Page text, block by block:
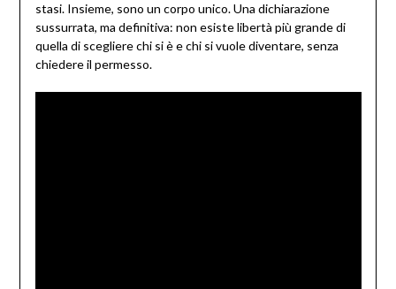
stasi. Insieme, sono un corpo unico. Una dichiarazione
sussurrata, ma definitiva: non esiste libertà più grande di
quella di scegliere chi si è e chi si vuole diventare, senza
chiedere il permesso.